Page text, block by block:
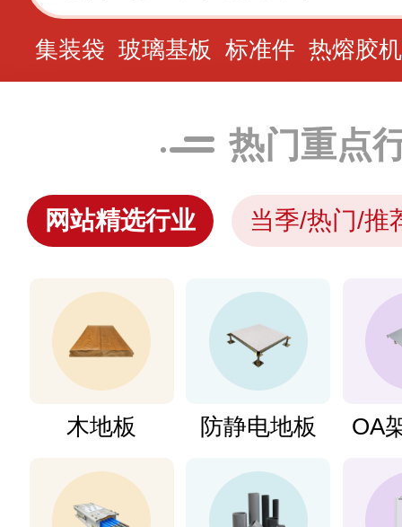
AI玩具 仿石涂料 空气净化器 方
集装袋 玻璃基板 标准件 热熔胶机
挤塑板 防滑液 有机颜料 颗粒板
断路器 空气
电永磁吸盘 欧松板 配电柜
电缆 工业内窥镜
热门重点
网站精选行业 当季/热门/推
木地板 防静电地板 OA